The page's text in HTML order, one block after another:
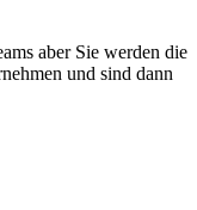
aber Sie werden die
und sind dann